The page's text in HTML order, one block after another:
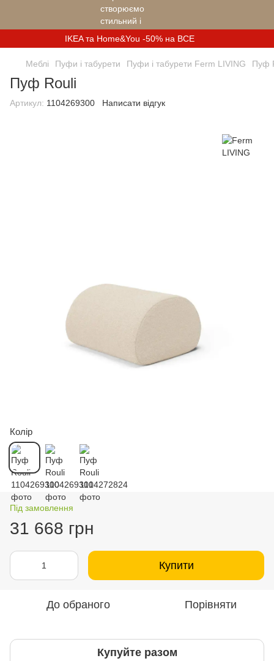
IKEA та Home&You -50% на ВСЕ
Меблі Пуфи і табурети Пуфи і табурети Ferm LIVING Пуф
Пуф Rouli
Артикул: 1104269300 Написати відгук
Колір
Під замовлення
31 668 грн
Купити
До обраного Порівняти
Купуйте разом